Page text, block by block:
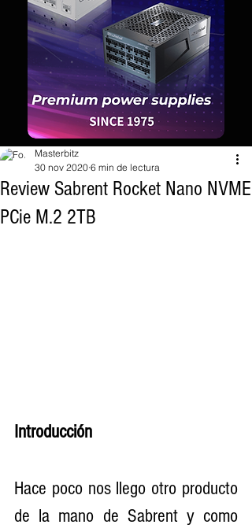
Review Sabrent Rocket Nano NVME
PCie M.2 2TB
Masterbitz
30 nov 2020 6 min de lectura
Introducción
Hace poco nos llego otro producto
de la mano de Sabrent y como